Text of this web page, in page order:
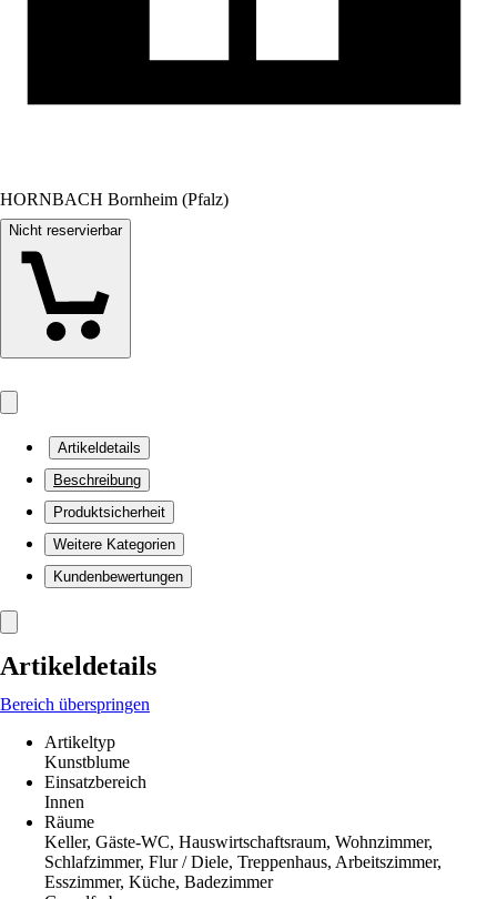
HORNBACH Bornheim (Pfalz)
Nicht reservierbar
Artikeldetails
Beschreibung
Produktsicherheit
Weitere Kategorien
Kundenbewertungen
Artikeldetails
Bereich überspringen
Artikeltyp
Kunstblume
Einsatzbereich
Innen
Räume
Keller, Gäste-WC, Hauswirtschaftsraum, Wohnzimmer,
Schlafzimmer, Flur / Diele, Treppenhaus, Arbeitszimmer,
Esszimmer, Küche, Badezimmer